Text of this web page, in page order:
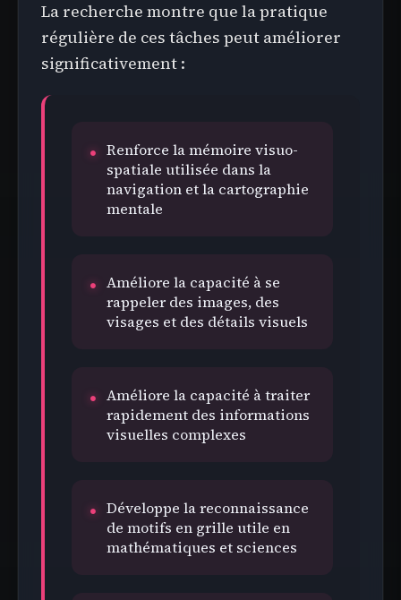
La recherche montre que la pratique
régulière de ces tâches peut améliorer
significativement :
Renforce la mémoire visuo-
spatiale utilisée dans la
navigation et la cartographie
mentale
Améliore la capacité à se
rappeler des images, des
visages et des détails visuels
Améliore la capacité à traiter
rapidement des informations
visuelles complexes
Développe la reconnaissance
de motifs en grille utile en
mathématiques et sciences